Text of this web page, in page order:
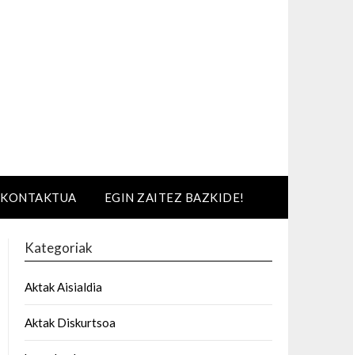
KONTAKTUA EGIN ZAITEZ BAZKIDE!
Kategoriak
Aktak Aisialdia
Aktak Diskurtsoa